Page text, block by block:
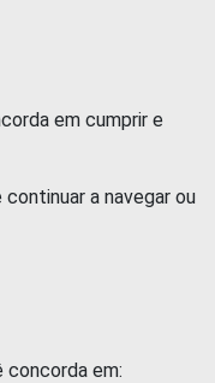
em cumprir e
a navegar ou
concorda em: